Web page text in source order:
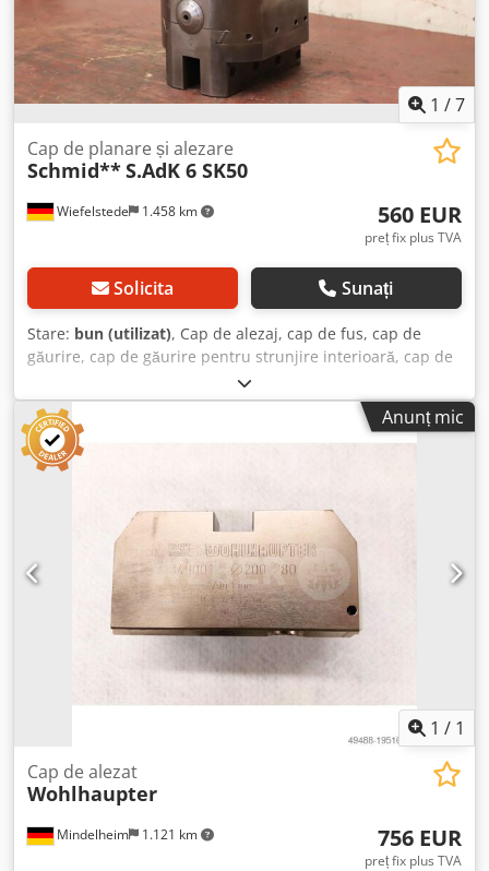
1 /7
Wiefelstede 1.458 km
Cap de planare și alezare
Schmid**S.AdK 6 SK50
560 EUR
preț fix plus TVA
Solicita Sunați
Stare: bun (utilizat), Cap de alezaj, cap de fus, cap de
găurire, cap de găurire pentru strunjire interioară, cap de
strunjire interioară, cap de găurire cu ax, cap de alezaj,
cap universal de găurire, unealtă de alezat, cap plat -
Producător: Schmid, Cap plat și de alezaj Dcjdpfx Aoxdwx
Aof Aok -Tip: S.AdK 6 -Prindere: SK50 -Precizie de reglare:
0,01 mm -Dimensiuni: 175/150/H305 mm -Greutate: 24 kg
Anunț mic
1 / 1
Mindelheim 1.121 km
Cap de alezat
Wohlhaupter
756 EUR
preț fix plus TVA